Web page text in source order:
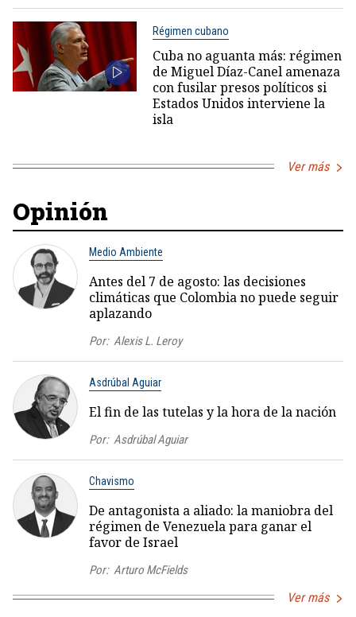
Régimen cubano
Cuba no aguanta más: régimen
de Miguel Díaz-Canel amenaza
con fusilar presos políticos si
Estados Unidos interviene la
isla
Ver más
Opinión
Medio Ambiente
Antes del 7 de agosto: las decisiones
climáticas que Colombia no puede seguir
aplazando
Por: Alexis L. Leroy
Asdrúbal Aguiar
El fin de las tutelas y la hora de la nación
Por: Asdrúbal Aguiar
Chavismo
De antagonista a aliado: la maniobra del
régimen de Venezuela para ganar el
favor de Israel
Por: Arturo McFields
Ver más